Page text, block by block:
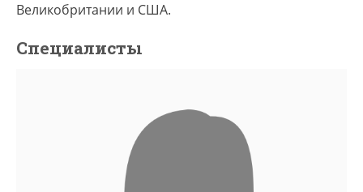
Великобритании и США.
Специалисты